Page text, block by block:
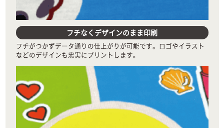
フチなくデザインのまま印刷
フチがつかずデータ通りの仕上がりが可能です。ロゴやイラスト
などのデザインも忠実にプリントします。